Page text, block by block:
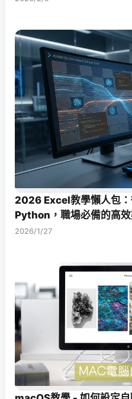
2026 Excel教學懶人包
Python，職場必備的高
2026/1/27